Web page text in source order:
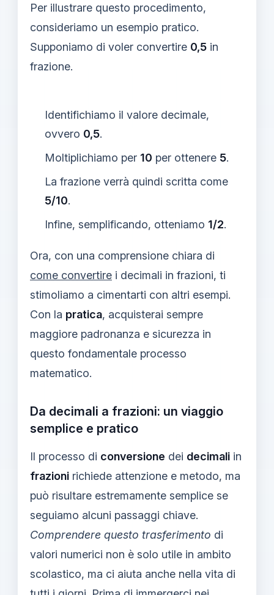
Per illustrare questo procedimento,
consideriamo un esempio pratico.
Supponiamo di voler convertire 0,5 in
frazione.
Identifichiamo il valore decimale,
ovvero 0,5.
Moltiplichiamo per 10 per ottenere 5.
La frazione verrà quindi scritta come
5/10.
Infine, semplificando, otteniamo 1/2.
Ora, con una comprensione chiara di
come convertire i decimali in frazioni, ti
stimoliamo a cimentarti con altri esempi.
Con la pratica, acquisterai sempre
maggiore padronanza e sicurezza in
questo fondamentale processo
matematico.
Da decimali a frazioni: un viaggio
semplice e pratico
Il processo di conversione dei decimali in
frazioni richiede attenzione e metodo, ma
può risultare estremamente semplice se
seguiamo alcuni passaggi chiave.
Comprendere questo trasferimento di
valori numerici non è solo utile in ambito
scolastico, ma ci aiuta anche nella vita di